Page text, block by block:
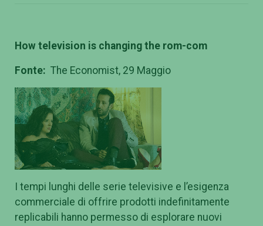
How television is changing the rom-com
Fonte: The Economist, 29 Maggio
I tempi lunghi delle serie televisive e l’esigenza
commerciale di offrire prodotti indefinitamente
replicabili hanno permesso di esplorare nuovi